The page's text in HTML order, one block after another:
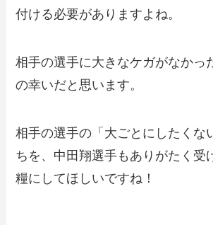
付ける必要がありますよね。
相手の選手に大きなケガがなかっ
の幸いだと思います。
相手の選手の「大ごとにしたくな
ちを、中田翔選手もありがたく受
糧にしてほしいですね！